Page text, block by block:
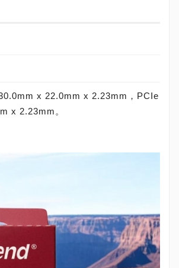
x 22.0mm x 2.23mm，PCIe
x 2.23mm。